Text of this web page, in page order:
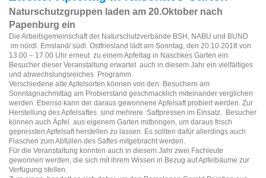
Naturschutzgruppen laden am 20.Oktober nach
Papenburg ein
Die Arbeitsgemeinschaft der Naturschutzverbände BSH, NABU und BUND
im nördl. Emsland/ südl. Ostfriesland lädt am Sonntag, den 20.10.2018 von
13.00 – 17.00 Uhr erneut zu einem Apfeltag in Naschkes Garten ein.
Besucher dieser Veranstaltung erwartet auch in diesem Jahr ein vielfältiges
und abwechslungsreiches Programm.
Verschiedene alte Apfelsorten können von den Besuchern am
Sonntagnachmittag am Probierstand geschmacklich miteinander verglichen
werden. Ebenso kann der daraus gewonnene Apfelsaft probiert werden. Zur
Herstellung des Apfelsaftes sind mehrere Saftpressen im Einsatz. Besucher
können auch Äpfel aus eigenem Garten mitbringen, um daraus frisch
gepressten Apfelsaft herstellen zu lassen. Es sollten dafür allerdings auch
Flaschen zum Abfüllen des Saftes mitgebracht werden.
Für die Veranstaltung konnten auch in diesem Jahr zwei Fachleute
gewonnen werden, die sich mit ihrem Wissen in Bezug auf Apfelbäume zur
Verfügung stellen.